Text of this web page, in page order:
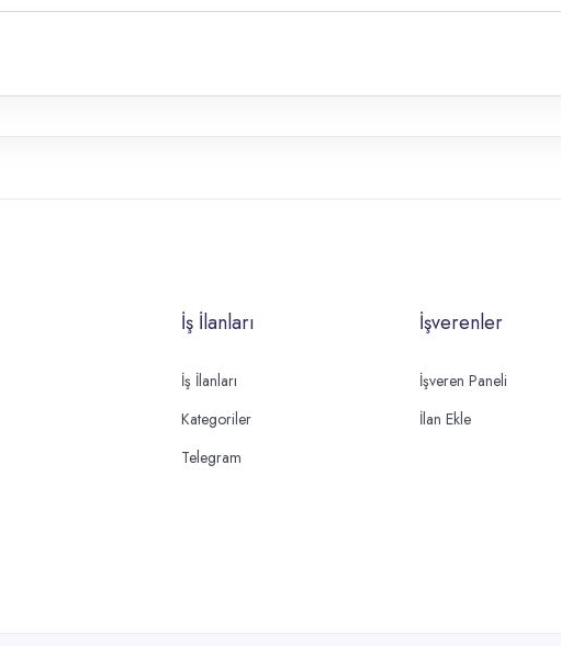
İş İlanları
İş İlanları
Kategoriler
Telegram
İşverenler
İşveren Paneli
İlan Ekle